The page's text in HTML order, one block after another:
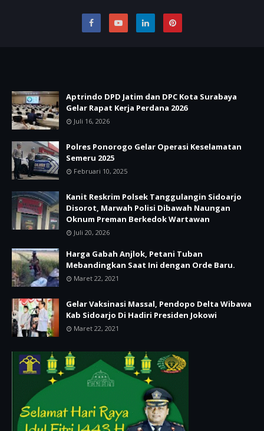
Aptrindo DPD Jatim dan DPC Kota Surabaya
Gelar Rapat Kerja Perdana 2026
Juli 16, 2026
Polres Ponorogo Gelar Operasi Keselamatan
Semeru 2025
Februari 10, 2025
Kanit Reskrim Polsek Tanggulangin Sidoarjo
Disorot, Marwah Polisi Dibawah Naungan
Oknum Preman Berkedok Wartawan
Juli 20, 2026
Harga Gabah Anjlok, Petani Tuban
Mebandingkan Saat Ini dengan Orde Baru.
Maret 22, 2021
Gelar Vaksinasi Massal, Pendopo Delta Wibawa
Kab Sidoarjo Di Hadiri Presiden Jokowi
Maret 22, 2021